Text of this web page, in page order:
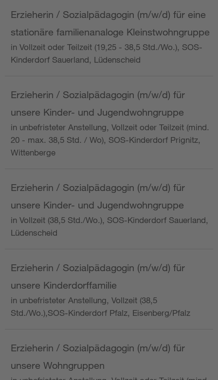
Erzieherin / Sozialpädagogin (m/w/d) für eine
stationäre familienanaloge Kleinstwohngruppe
in Vollzeit oder Teilzeit (19,25 - 38,5 Std./Wo.), SOS-
Kinderdorf Sauerland, Lüdenscheid
Erzieherin / Sozialpädagogin (m/w/d) für
unsere Kinder- und Jugendwohngruppe
in unbefristeter Anstellung, Vollzeit oder Teilzeit (mind.
20 - max. 38,5 Std. / Wo), SOS-Kinderdorf Prignitz,
Wittenberge
Erzieherin / Sozialpädagogin (m/w/d) für
unsere Kinder- und Jugendwohngruppe
in Vollzeit (38,5 Std./Wo.), SOS-Kinderdorf Sauerland,
Lüdenscheid
Erzieherin / Sozialpädagogin (m/w/d) für
unsere Kinderdorffamilie
in unbefristeter Anstellung, Vollzeit (38,5
Std./Wo.),SOS-Kinderdorf Pfalz, Eisenberg/Pfalz
Erzieherin / Sozialpädagogin (m/w/d) für
unsere Wohngruppen